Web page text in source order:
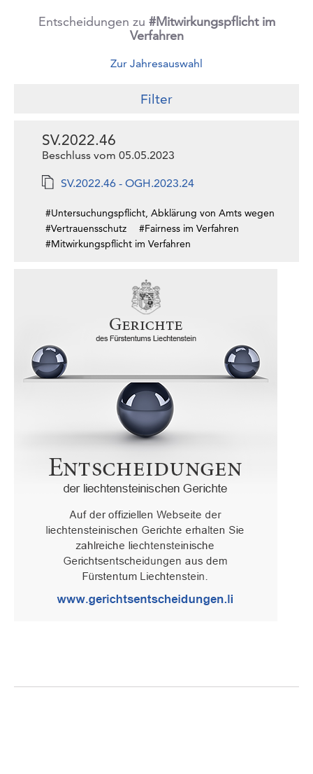
Entscheidungen zu #Mitwirkungspflicht im
Verfahren
Zur Jahresauswahl
Filter
SV.2022.46
Beschluss vom 05.05.2023
SV.2022.46 - OGH.2023.24
#Untersuchungspflicht, Abklärung von Amts wegen
#Vertrauensschutz
#Fairness im Verfahren
#Mitwirkungspflicht im Verfahren